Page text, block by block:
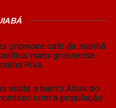
que trabalham em
um processo conhecido
resulta em bebidas
e de sabor
processo de alta
mais elevadas.
promove café da manhã
mato-grossense
Riva
visita o bairro Altos do
com a população